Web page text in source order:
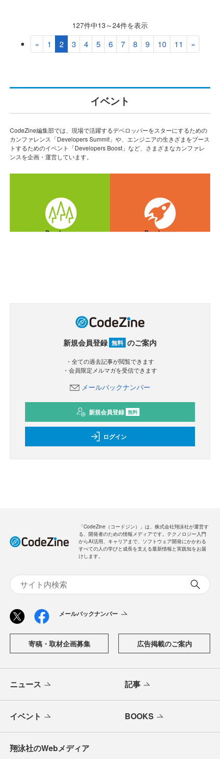
127件中13～24件を表示
« 1 2 3 4 5 6 7 8 9 10 11 »
イベント
CodeZine編集部では、現場で活躍するデベロッパーをスターにするための
カンファレンス「Developers Summit」や、エンジニアの生きざまをブース
トするためのイベント「Developers Boost」など、さまざまなカンファレ
ンスを企画・運営しています。
新規会員登録 無料 のご案内
・全ての過去記事が閲覧できます
・会員限定メルマガを受信できます
メールバックナンバー
新規会員登録 無料
ログイン
「CodeZine（コードジン）」は、株式会社翔泳社が運営す
る、開発者のための情報メディアです。テクノロジー入門
からAI活用、キャリアまで、ソフトウェア開発にかかわる
すべての人の学びと成長を支える最新情報と実践知をお届
けします。
メールバックナンバー
寄稿・取材企画募集 広告掲載のご案内
ニュース 記事
イベント BOOKS
翔泳社のWebメディア